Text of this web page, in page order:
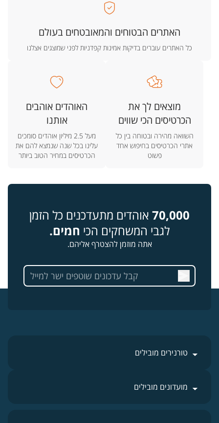
האתרים הבטוחים והמאובטחים בעולם
כל האתרים עוברים בדיקות אמינות קפדניות לפני שמוצגים אצלנו
מוצאים לך את
הכרטיסים הכי שווים
השוואה מהירה ובטוחה בין כל
אתרי הכרטיסים בחיפוש אחד
פשוט
האוהדים אוהבים
אותנו
מעל 2.5 מיליון אוהדים סומכים
עלינו בכל שנה שנמצא להם את
הכרטיסים במחיר הטוב ביותר
70,000 אוהדים מתעדכנים כל הזמן
לגבי המשחקים הכי חמים.
אתה מוזמן להצטרף אליהם.
טורנירים מובילים
מועדונים מובילים